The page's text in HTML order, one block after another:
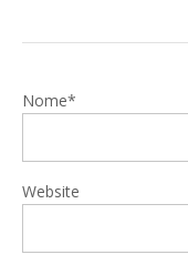
Nome*
Website